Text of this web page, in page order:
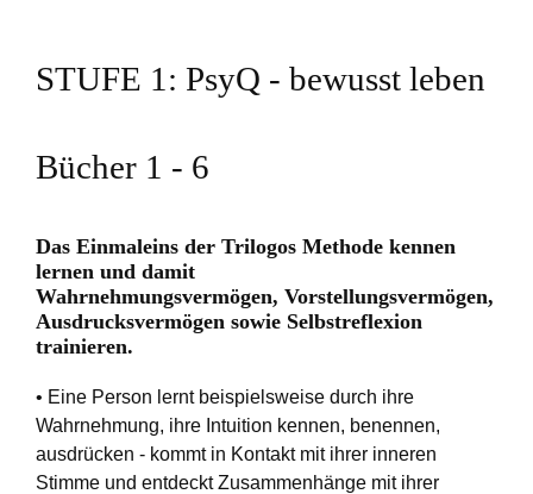
STUFE 1: PsyQ - bewusst leben
Bücher 1 - 6
Das Einmaleins der Trilogos Methode kennen
lernen und damit
Wahrnehmungsvermögen, Vorstellungsvermögen,
Ausdrucksvermögen sowie Selbstreflexion
trainieren.
• Eine Person lernt beispielsweise durch ihre
Wahrnehmung, ihre Intuition kennen, benennen,
ausdrücken - kommt in Kontakt mit ihrer inneren
Stimme und entdeckt Zusammenhänge mit ihrer